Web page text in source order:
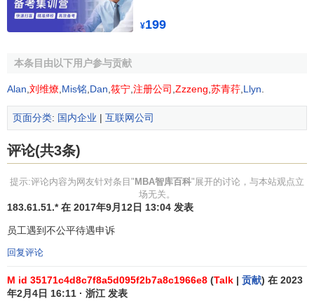
MBA智库百科是全球专业的中文经管百科，秉承这个原
则，所有MBA智库百科内是内容都应以简体中文形式呈现。
MBA智库百科是一个专注于经济管理领域的自由百科全
书，在这个网站上所有条目都局限在经济管理领域。
避免偏颇或带有个人感情色彩
任何条目请以中性的观点来写，公平、客观地表述一个
主题的不同观点。条目内容中避免出现带有个人感情色彩的
处，以标明该信息曾在可靠来源中发表过的。
MBA智库百科是一部在
¥199
本条目由以下用户参与贡献
Alan 刘维燎 Mis铭 Dan 筱宁 注册公司 Zzzeng 苏青荇 Llyn
页面分类: 国内企业 | 互联网公司
评论(共3条)
提示:评论内容为网友针对条目"MBA智库百科"展开的讨论，与本站观点立
场无关。
183.61.51.* 在 2017年9月12日 13:04 发表
员工遇到不公平待遇申诉
回复评论
M id 35171c4d8c7f8a5d095f2b7a8c1966e8 (Talk | 贡献) 在 2023
年2月4日 16:11 · 浙江 发表